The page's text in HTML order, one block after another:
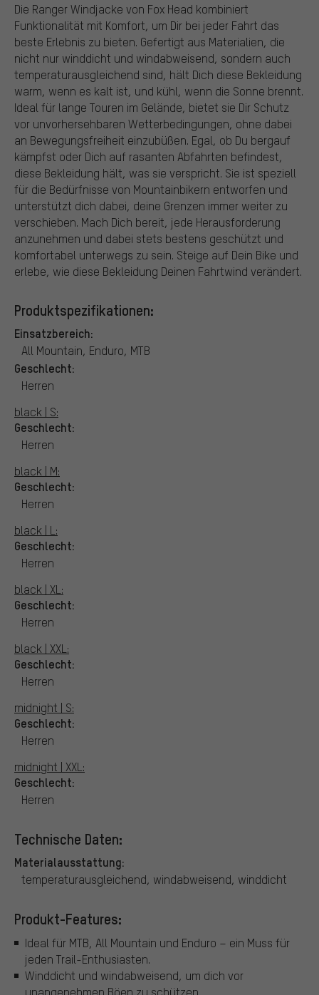
Die Ranger Windjacke von Fox Head kombiniert
Funktionalität mit Komfort, um Dir bei jeder Fahrt das
beste Erlebnis zu bieten. Gefertigt aus Materialien, die
nicht nur winddicht und windabweisend, sondern auch
temperaturausgleichend sind, hält Dich diese Bekleidung
warm, wenn es kalt ist, und kühl, wenn die Sonne brennt.
Ideal für lange Touren im Gelände, bietet sie Dir Schutz
vor unvorhersehbaren Wetterbedingungen, ohne dabei
an Bewegungsfreiheit einzubüßen. Egal, ob Du bergauf
kämpfst oder Dich auf rasanten Abfahrten befindest,
diese Bekleidung hält, was sie verspricht. Sie ist speziell
für die Bedürfnisse von Mountainbikern entworfen und
unterstützt dich dabei, deine Grenzen immer weiter zu
verschieben. Mach Dich bereit, jede Herausforderung
anzunehmen und dabei stets bestens geschützt und
komfortabel unterwegs zu sein. Steige auf Dein Bike und
erlebe, wie diese Bekleidung Deinen Fahrtwind verändert.
Produktspezifikationen:
Einsatzbereich:
All Mountain, Enduro, MTB
Geschlecht:
Herren
black | S:
Geschlecht:
Herren
black | M:
Geschlecht:
Herren
black | L:
Geschlecht:
Herren
black | XL:
Geschlecht:
Herren
black | XXL:
Geschlecht:
Herren
midnight | S:
Geschlecht:
Herren
midnight | XXL:
Geschlecht:
Herren
Technische Daten:
Materialausstattung:
temperaturausgleichend, windabweisend, winddicht
Produkt-Features:
Ideal für MTB, All Mountain und Enduro – ein Muss für
jeden Trail-Enthusiasten.
Winddicht und windabweisend, um dich vor
unangenehmen Böen zu schützen.